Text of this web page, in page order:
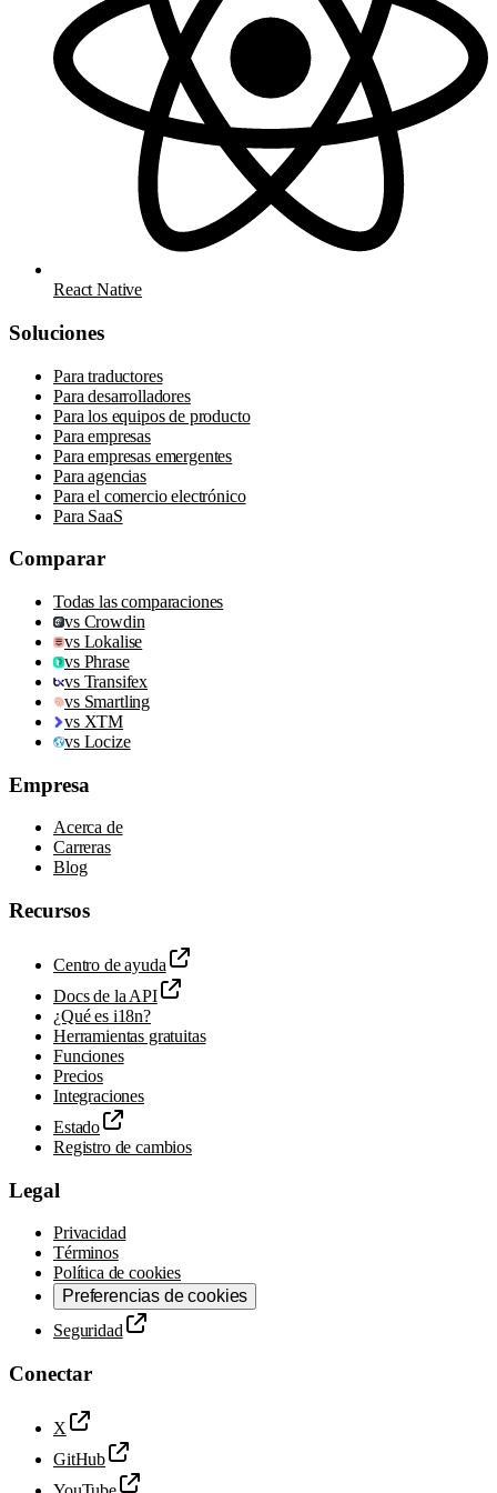
React Native
Soluciones
Para traductores
Para desarrolladores
Para los equipos de producto
Para empresas
Para empresas emergentes
Para agencias
Para el comercio electrónico
Para SaaS
Comparar
Todas las comparaciones
vs Crowdin
vs Lokalise
vs Phrase
vs Transifex
vs Smartling
vs XTM
vs Locize
Empresa
Acerca de
Carreras
Blog
Recursos
Centro de ayuda
Docs de la API
¿Qué es i18n?
Herramientas gratuitas
Funciones
Precios
Integraciones
Estado
Registro de cambios
Legal
Privacidad
Términos
Política de cookies
Preferencias de cookies
Seguridad
Conectar
X
GitHub